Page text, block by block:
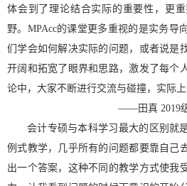
体会到了理论结合实际的重要性，更
野。 MPAcc的课堂更多重视的是实务导
们学会如何解决实际的问题，或者说是
开阔和拓宽了眼界和思路，激发了每个
论中，大家不断进行交流与碰撞，实际上
——田真 2019
会计专硕与本科学习最大的区别就
例式教学，几乎所有的问题都要靠自己
出一个答案，这种不同的教学方式使我